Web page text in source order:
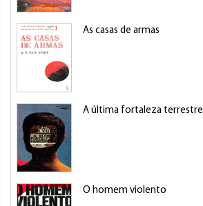
As casas de armas
A última fortaleza terrestre
O homem violento